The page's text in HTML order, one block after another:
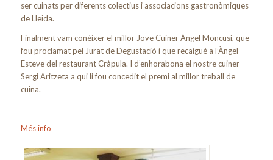
ser cuinats per diferents colectius i associacions gastronòmiques
de Lleida.
Finalment vam conéixer el millor Jove Cuiner Àngel Moncusí, que
fou proclamat pel Jurat de Degustació i que recaigué a l’Àngel
Esteve del restaurant Cràpula. I d’enhorabona el nostre cuiner
Sergi Aritzeta a qui li fou concedit el premi al millor treball de
cuina.
Més info